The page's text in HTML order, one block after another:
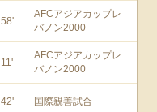
58'
AFCアジアカップレ
バノン2000
11'
AFCアジアカップレ
バノン2000
42' 国際親善試合